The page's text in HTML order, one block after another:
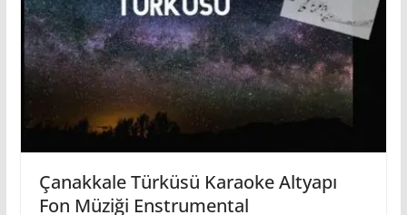
Çanakkale Türküsü Karaoke Altyapı
Fon Müziği Enstrumental